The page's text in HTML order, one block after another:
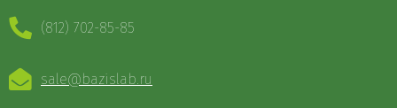
(812) 702-85-85
sale@bazislab.ru